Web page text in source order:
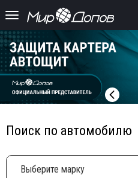
Поиск по автомобилю
Выберите марку